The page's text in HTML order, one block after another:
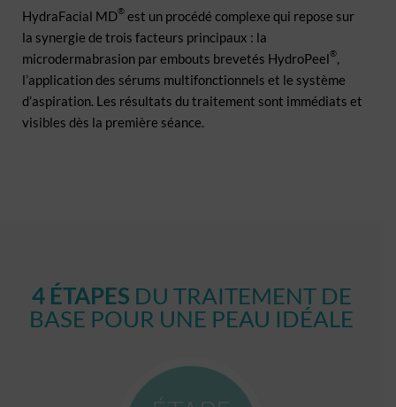
HydraFacial MD®est un procédé complexe qui repose sur
la synergie de trois facteurs principaux : la
microdermabrasion par embouts brevetés HydroPeel®,
l’application des sérums multifonctionnels et le système
d’aspiration. Les résultats du traitement sont immédiats et
visibles dès la première séance.
4 ÉTAPES DU TRAITEMENT DE
BASE POUR UNE PEAU IDÉALE